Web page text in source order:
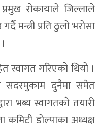
राेकायाले जिल्लाले
मन्त्री प्रति ठुलाे भराेसा
स्वागत गरिएकाे थियाे ।
सदरमुकाम दुनैमा समेत
भब्य स्वागतकाे तयारी
कमिटी डाेल्पाका अध्यक्ष